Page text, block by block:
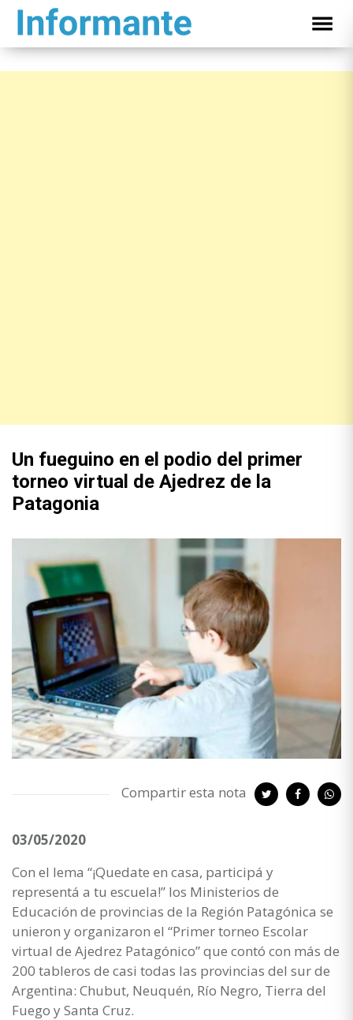
Un fueguino en el podio del primer
torneo virtual de Ajedrez de la
Patagonia
Compartir esta nota
03/05/2020
Con el lema “¡Quedate en casa, participá y
representá a tu escuela!” los Ministerios de
Educación de provincias de la Región Patagónica se
unieron y organizaron el “Primer torneo Escolar
virtual de Ajedrez Patagónico” que contó con más de
200 tableros de casi todas las provincias del sur de
Argentina: Chubut, Neuquén, Río Negro, Tierra del
Fuego y Santa Cruz.